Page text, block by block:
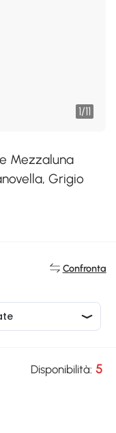
1/11
Mezzaluna
Grigio
Confronta
Disponibilità: 5